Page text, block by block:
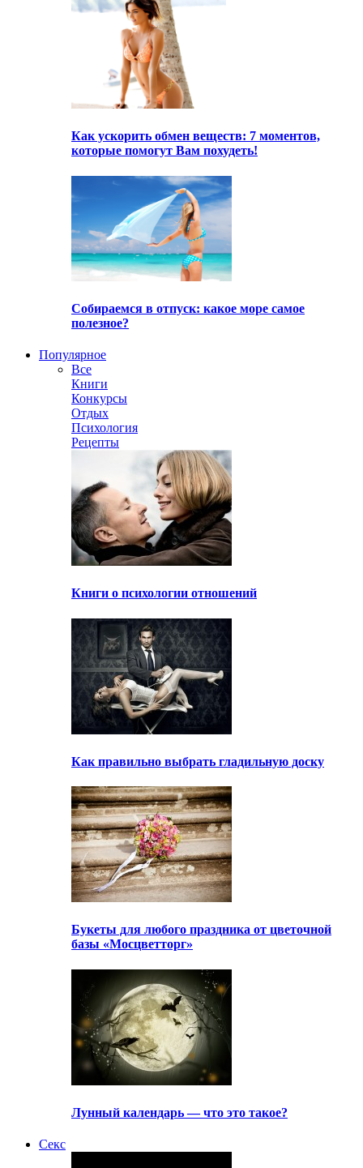
Как ускорить обмен веществ: 7 моментов,
которые помогут Вам похудеть!
Собираемся в отпуск: какое море самое
полезное?
Популярное
Все
Книги
Конкурсы
Отдых
Психология
Рецепты
Книги о психологии отношений
Как правильно выбрать гладильную доску
Букеты для любого праздника от цветочной
базы «Мосцветторг»
Лунный календарь — что это такое?
Секс